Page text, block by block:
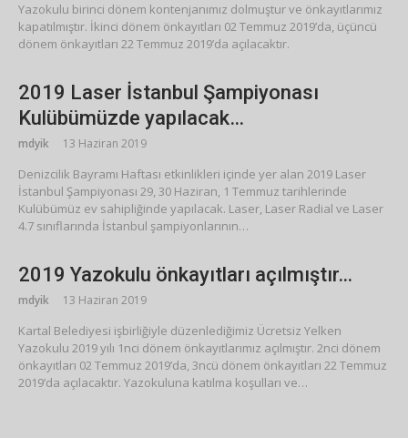
Yazokulu birinci dönem kontenjanımız dolmuştur ve önkayıtlarımız
kapatılmıştır. İkinci dönem önkayıtları 02 Temmuz 2019’da, üçüncü
dönem önkayıtları 22 Temmuz 2019’da açılacaktır.
2019 Laser İstanbul Şampiyonası
Kulübümüzde yapılacak…
mdyik 13 Haziran 2019
Denizcilik Bayramı Haftası etkinlikleri içinde yer alan 2019 Laser
İstanbul Şampiyonası 29, 30 Haziran, 1 Temmuz tarihlerinde
Kulübümüz ev sahipliğinde yapılacak. Laser, Laser Radial ve Laser
4.7 sınıflarında İstanbul şampiyonlarının…
2019 Yazokulu önkayıtları açılmıştır…
mdyik 13 Haziran 2019
Kartal Belediyesi işbirliğiyle düzenlediğimiz Ücretsiz Yelken
Yazokulu 2019 yılı 1nci dönem önkayıtlarımız açılmıştır. 2nci dönem
önkayıtları 02 Temmuz 2019’da, 3ncü dönem önkayıtları 22 Temmuz
2019’da açılacaktır. Yazokuluna katılma koşulları ve…